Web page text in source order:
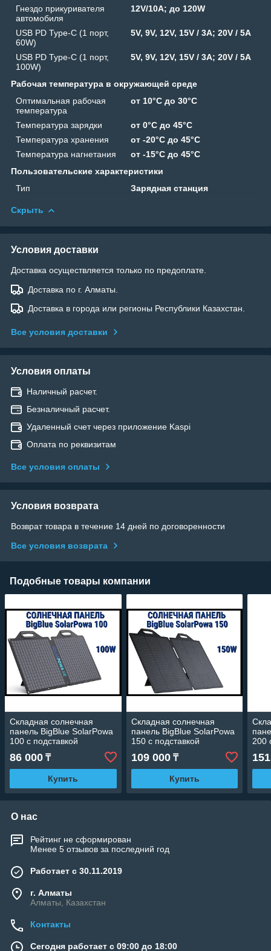
Гнездо прикуривателя
автомобиля
12V/10A; до 120W
USB PD Type-C (1 порт,
60W)
5V, 9V, 12V, 15V / 3A; 20V / 5A
USB PD Type-C (1 порт,
100W)
5V, 9V, 12V, 15V / 3A; 20V / 5A
Рабочая температура в окружающей среде
Оптимальная рабочая
температура
от 10°C до 30°C
Температура зарядки
от 0°C до 45°C
Температура хранения
от -20°C до 45°C
Температура нагнетания
от -15°C до 45°C
Пользовательские характеристики
Тип
Зарядная станция
Скрыть
Условия доставки
Доставка осуществляется только по предоплате.
Доставка по г. Алматы.
Доставка в города или регионы Республики Казахстан.
Все условия доставки
Условия оплаты
Наличный расчет.
Безналичный расчет.
Удаленный счет через приложение Kaspi
Оплата по реквизитам
Все условия оплаты
Условия возврата
Возврат товара в течение 14 дней по договоренности
Все условия возврата
Подобные товары компании
Складная солнечная
панель BigBlue SolarPowa
100 с подставкой
(Мощность: 100 Вт, IP68,
разъем: MC4)
86 000 ₸
Купить
Складная солнечная
панель BigBlue SolarPowa
150 с подставкой
(Мощность: 150 Вт, IP68,
разъем: MC4)
109 000₸
Купить
200
О нас
Рейтинг не сформирован
Менее 5 отзывов за последний год
Работает с 30.11.2019
г. Алматы
Алматы, Казахстан
Контакты
Сегодня работает с 09:00 до 18:00